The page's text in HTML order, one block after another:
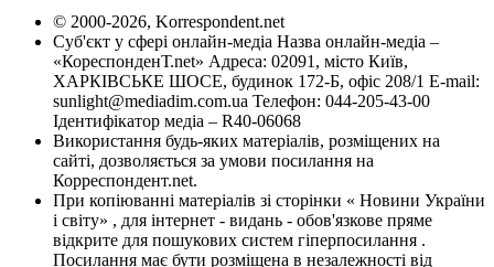
© 2000-2026, Korrespondent.net
Суб'єкт у сфері онлайн-медіа Назва онлайн-медіа –
«КореспонденТ.net» Адреса: 02091, місто Київ,
ХАРКІВСЬКЕ ШОСЕ, будинок 172-Б, офіс 208/1 E-mail:
sunlight@mediadim.com.ua Телефон: 044-205-43-00
Ідентифікатор медіа – R40-06068
Використання будь-яких матеріалів, розміщених на
сайті, дозволяється за умови посилання на
Корреспондент.net.
При копіюванні матеріалів зі сторінки « Новини України
і світу» , для інтернет - видань - обов'язкове пряме
відкрите для пошукових систем гіперпосилання .
Посилання має бути розміщена в незалежності від